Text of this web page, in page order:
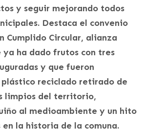
y seguir mejorando todos
Destaca el convenio
Cumplido Circular, alianza
ha dado frutos con tres
y que fueron
plástico reciclado retirado de
limpios del territorio,
al medioambiente y un hito
en la historia de la comuna.